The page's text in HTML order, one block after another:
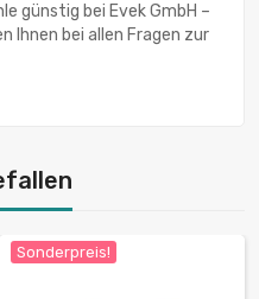
günstig bei Evek GmbH –
Ihnen bei allen Fragen zur
Sonderpreis!